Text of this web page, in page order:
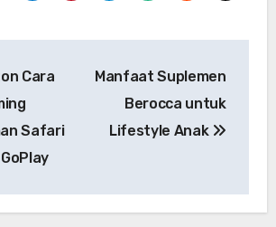
Cara
Safari
Manfaat Suplemen
Berocca untuk
Lifestyle Anak